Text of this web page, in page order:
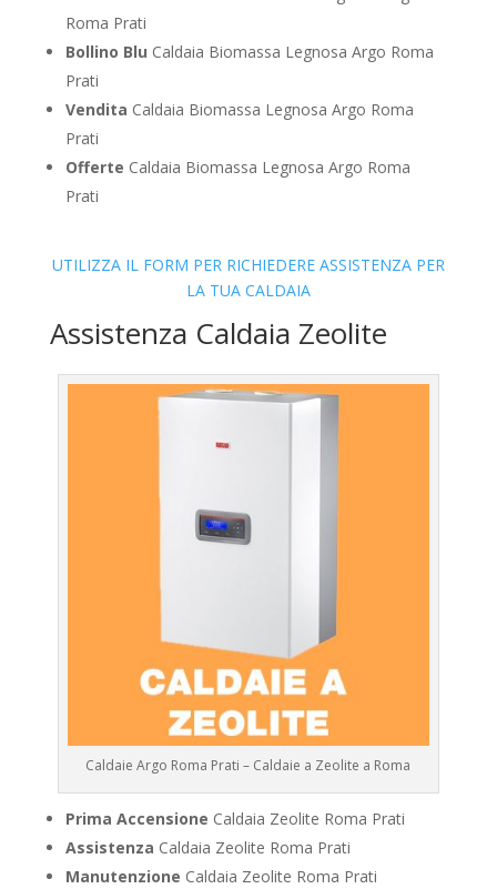
Roma Prati
Bollino Blu Caldaia Biomassa Legnosa Argo Roma
Prati
Vendita Caldaia Biomassa Legnosa Argo Roma
Prati
Offerte Caldaia Biomassa Legnosa Argo Roma
Prati
UTILIZZA IL FORM PER RICHIEDERE ASSISTENZA PER
LA TUA CALDAIA
Assistenza Caldaia Zeolite
Caldaie Argo Roma Prati – Caldaie a Zeolite a Roma
Prima Accensione Caldaia Zeolite Roma Prati
Assistenza Caldaia Zeolite Roma Prati
Manutenzione Caldaia Zeolite Roma Prati